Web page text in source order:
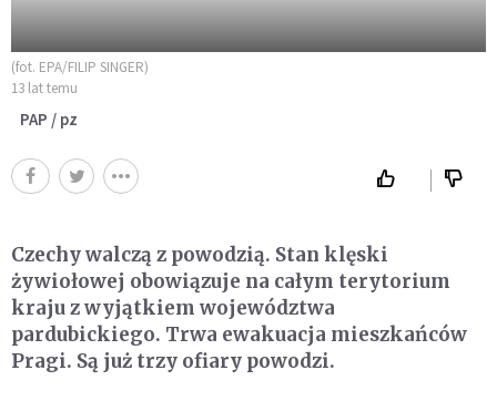
(fot. EPA/FILIP SINGER)
13 lat temu
PAP / pz
Czechy walczą z powodzią. Stan klęski
żywiołowej obowiązuje na całym terytorium
kraju z wyjątkiem województwa
pardubickiego. Trwa ewakuacja mieszkańców
Pragi. Są już trzy ofiary powodzi.